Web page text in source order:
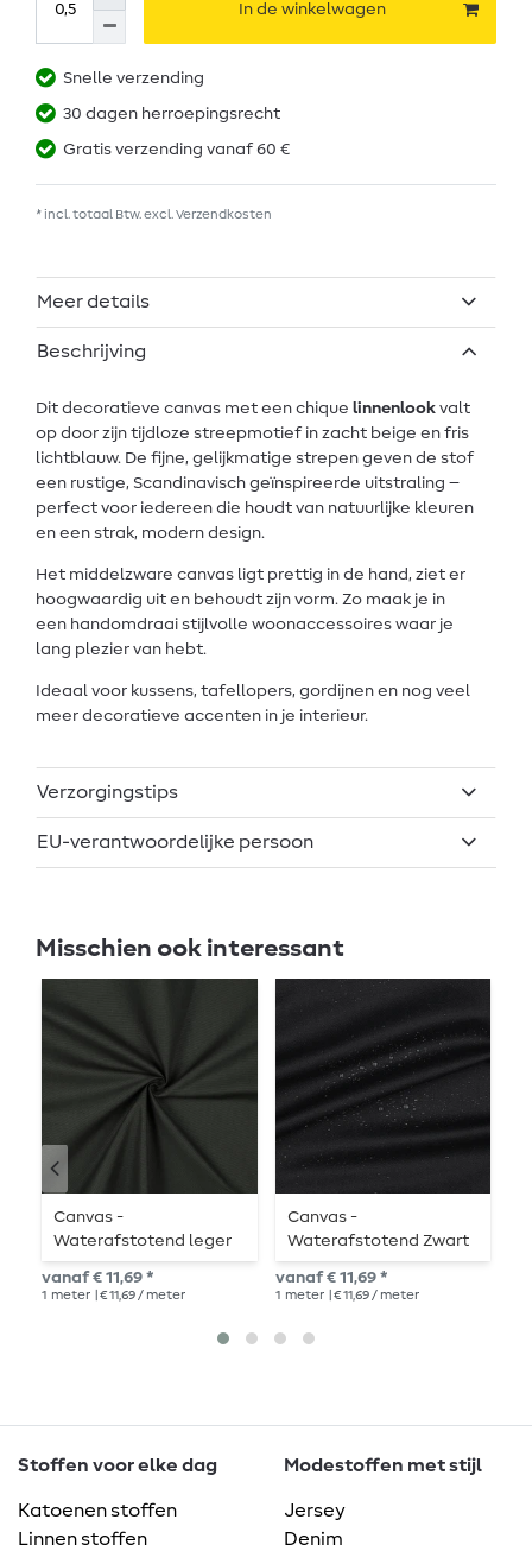
In de winkelwagen
Snelle verzending
30 dagen herroepingsrecht
Gratis verzending vanaf 60 €
* incl. totaal Btw. excl. Verzendkosten
Meer details
Beschrijving
Dit decoratieve canvas met een chique linnenlook valt
op door zijn tijdloze streepmotief in zacht beige en fris
lichtblauw. De fijne, gelijkmatige strepen geven de stof
een rustige, Scandinavisch geïnspireerde uitstraling –
perfect voor iedereen die houdt van natuurlijke kleuren
en een strak, modern design.
Het middelzware canvas ligt prettig in de hand, ziet er
hoogwaardig uit en behoudt zijn vorm. Zo maak je in
een handomdraai stijlvolle woonaccessoires waar je
lang plezier van hebt.
Ideaal voor kussens, tafellopers, gordijnen en nog veel
meer decoratieve accenten in je interieur.
Verzorgingstips
EU-verantwoordelijke persoon
Misschien ook interessant
Canvas -
Waterafstotend leger
Garengeverfd
vanaf € 11,69 *
1 meter | € 11,69 / meter
Canvas -
Waterafstotend Zwart
Garengeverfd
vanaf € 11,69 *
1 meter | € 11,69 / meter
Stoffen voor elke dag
Katoenen stoffen
Linnen stoffen
Modestoffen met stijl
Jersey
Denim